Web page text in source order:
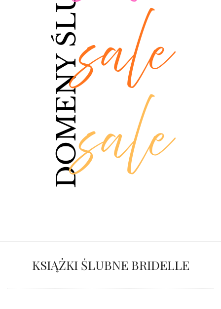
KSIĄŻKI ŚLUBNE BRIDELLE